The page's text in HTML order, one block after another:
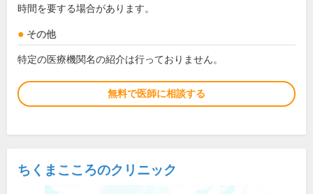
時間を要する場合があります。
その他
特定の医療機関名の紹介は行っておりません。
無料で医師に相談する
ちくまこころのクリニック